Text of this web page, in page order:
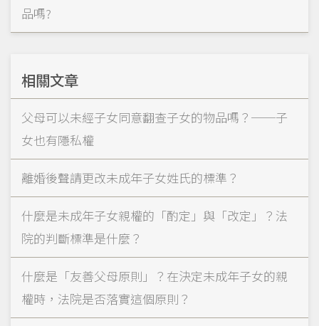
品嗎?
相關文章
父母可以未經子女同意翻查子女的物品嗎？──子
女也有隱私權
離婚後聲請更改未成年子女姓氏的標準？
什麼是未成年子女親權的「酌定」與「改定」？法
院的判斷標準是什麼？
什麼是「友善父母原則」？在決定未成年子女的親
權時，法院是否落實這個原則？